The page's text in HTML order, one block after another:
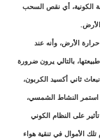
الكونية، أي نقص السحب
الأرض، وأنه عند
بالتالي يرون ضرورة
ثاني أكسيد الكربون،
استمر النشاط الشمسي،
على النظام الكوني
الأموال في تنقية هواء